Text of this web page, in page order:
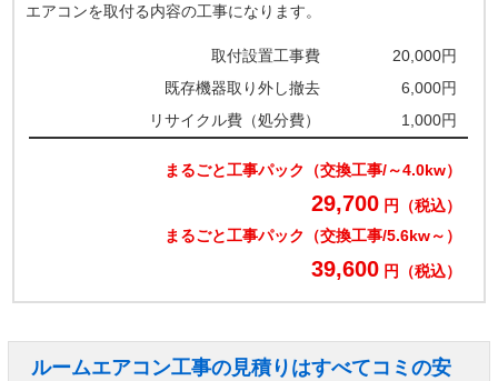
エアコンを取付る内容の工事になります。
取付設置工事費
20,000円
既存機器取り外し撤去
6,000円
リサイクル費（処分費）
1,000円
まるごと工事パック（交換工事/～4.0kw）
29,700 円（税込）
まるごと工事パック（交換工事/5.6kw～）
39,600 円（税込）
ルームエアコン工事の見積りはすべてコミの安